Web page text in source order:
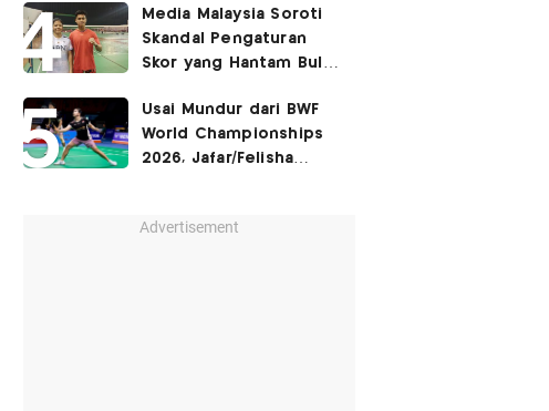
Media Malaysia Soroti
Skandal Pengaturan
Skor yang Hantam Bulu
Libatkan Jafar/Felisha!
Usai Mundur dari BWF
World Championships
2026, Jafar/Felisha
Games 2026
Advertisement